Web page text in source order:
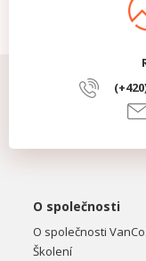
O společnosti
O společnosti
Školení